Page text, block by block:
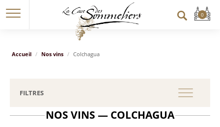
Accueil Nos vins Colchagua
FILTRES
NOS VINS — COLCHAGUA